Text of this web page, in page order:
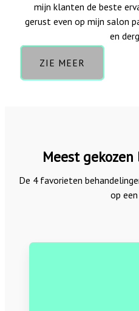
mijn klanten de beste
gerust even op mijn salon
en
ZIE MEER
Meest
De 4 favorieten
op